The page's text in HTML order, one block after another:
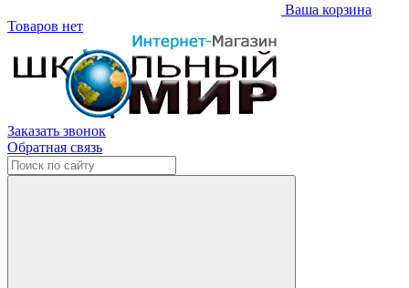
Ваша корзина
Товаров нет
Заказать звонок
Обратная связь